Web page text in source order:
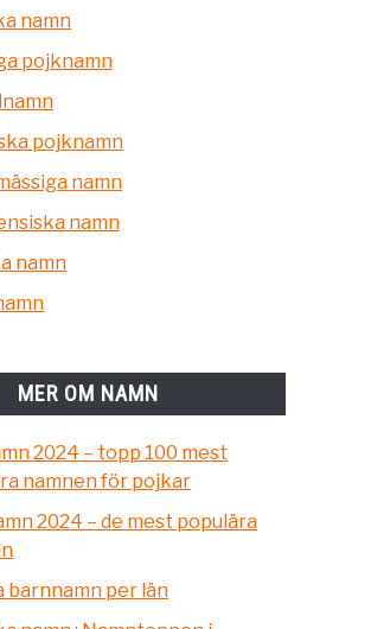
namn
pojknamn
pojknamn
namn
namn
namn
MER OM NAMN
2024 – topp 100 mest
namnen för pojkar
2024 – de mest populära
barnnamn per län